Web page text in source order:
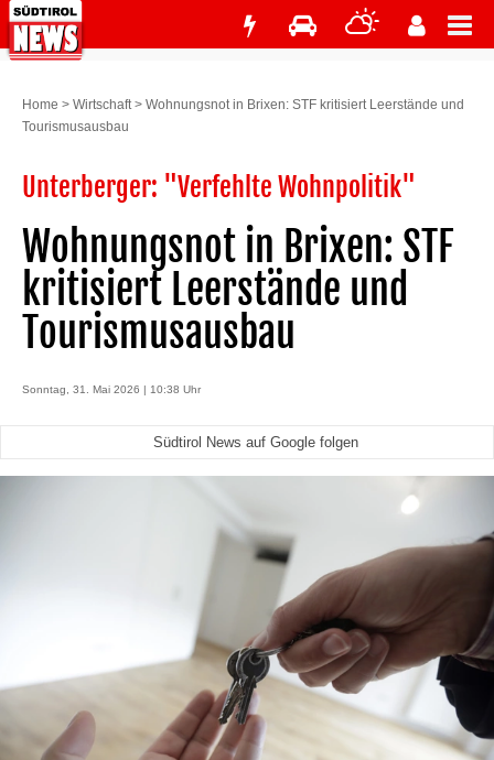
Home > Wirtschaft> Wohnungsnot in Brixen: STF kritisiert Leerstände und
Tourismusausbau
Unterberger: "Verfehlte Wohnpolitik"
Wohnungsnot in Brixen: STF
kritisiert Leerstände und
Tourismusausbau
Sonntag, 31. Mai 2026 | 10:38 Uhr
Südtirol News auf Google folgen